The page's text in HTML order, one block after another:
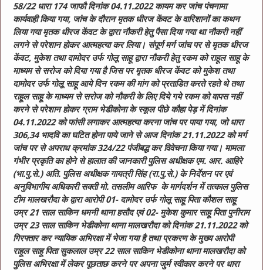
58/22 धारा 174 जाफौ दिनांक 04.11.2022 कायम कर जांच पंचनामा
कार्यवाही किया गया, जांच के दौरान मृतक धीरज केंवट के वारिशानों का कथन
लिया गया मृतक धीरज केंवट के द्वारा नौकरी हेतु पैसा दिया गया था नौकरी नहीं
लगने से परेशान होकर आत्महत्या कर लिया। संपूर्ण मर्ग जांच पर से मृतक धीरज
केंवट, मुकेश तथा दामोदर उर्फ गोलू साहू द्वारा नौकरी हेतु रकम को राहूल साहू के
माध्यम से सरोज को दिया गया है जिस पर मृतक धीरज केंवट को मुकेश तथा
दामोदर उर्फ गोलू साहू आये दिन रकम की मांग को प्रताडित करते रहते थे तथा
राहूल साहू के माध्यम से सरोज को नौकरी के लिए दिये गये रकम को वापस नहीं
करने से परेशान होकर ग्राम भेडीकोना के स्कूल पीछे कौहा पेड़ में दिनांक
04.11.2022 को फांसी लगाकर आत्महत्या करना जांच पर पाया गया, जो धारा
306,34 भादवि का घटित होना पाये जाने से आज दिनांक 21.11.2022 को मर्ग
जांच पर से अपराध क्रमांक 324/22 पंजीबद्ध कर विवेचना किया गया। मामला
गंभीर प्रकृति का होने से हालात की जानकारी पुलिस अधीक्षक एम. आर. आहिरे
(भा.पु.से.) अति. पुलिस अधीक्षक गायत्री सिंह (रा.पु.से.) के निर्देशन पर एवं
अनुविभागीय अधिकारी सक्ती मो. तसलीम आरिफ के मार्गदर्शन में तत्काल पुलिस
टीम मालखरौदा के द्वारा आरोपी 01- दामोदर उर्फ गोलू साहू पिता कौशल साहू
उम्र 21 साल साकिन धमनी थाना हसौद एवं 02- मुकेश कुमार साहू पिता पुनीराम
उम्र 23 साल साकिन भेडीकोना थाना मालखरौदा को दिनांक 21.11.2022 को
गिरफ्तार कर न्यायिक अभिरक्षा में भेजा गया है तथा प्रकरण के मुख्य आरोपी
राहूल साहू पिता सुकलाल उम्र 22 साल साकिन भेडीकोना थाना मालखरौदा को
पुलिस अभिरक्षा में लेकर पूछताछ करने पर अपना जुर्म स्वीकार करने पर धारा